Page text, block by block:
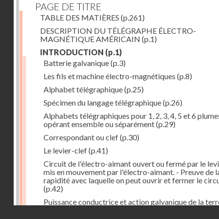
PAGE DE TITRE
TABLE DES MATIÈRES (p.261)
DESCRIPTION DU TÉLÉGRAPHE ÉLECTRO-
MAGNÉTIQUE AMÉRICAIN (p.1)
INTRODUCTION (p.1)
Batterie galvanique(p.3)
Les fils et machine électro-magnétiques (p.8)
Alphabet télégraphique(p.25)
Spécimen du langage télégraphique(p.26)
Alphabets télégraphiques pour 1, 2, 3, 4, 5 et 6
opérant ensemble ou séparément(p.29)
Correspondant ou clef(p.30)
Le levier-clef(p.41)
Circuit de l'électro-aimant ouvert ou fermé par le
mis en mouvement par l'électro-aimant. - Preuve de
rapidité avec laquelle on peut ouvrir et fermer le
(p.42)
Puissance conductrice et action galvanique de la